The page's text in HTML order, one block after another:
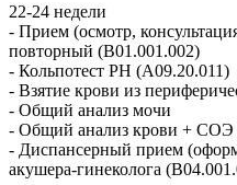
22-24 недели
- Прием (осмотр,
повторный (B01.001.002)
- Кольпотест PH (A09.20.011)
- Взятие крови из
- Общий анализ мочи
- Общий анализ крови + СОЭ
- Диспансерный прием
акушера-гинеколога